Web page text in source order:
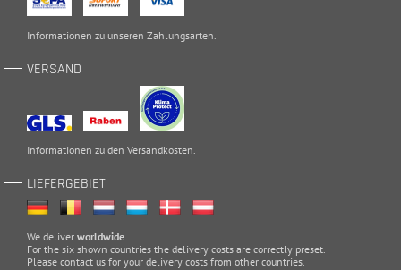
Informationen zu unseren Zahlungsarten.
VERSAND
Informationen zu den Versandkosten.
LIEFERGEBIET
We deliver worldwide.
For the six shown countries the delivery costs are correctly preset.
Please contact us for your delivery costs from other countries.